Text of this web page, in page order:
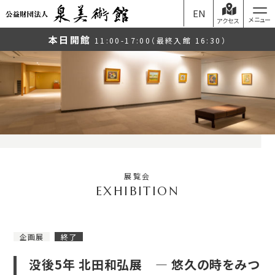
EN
本日開館 11:00-17:00（最終入館 16:30）
アクセス
展覧会
企画展 終了
没後5年 北田和弘展 ― 悠久の時をみつ